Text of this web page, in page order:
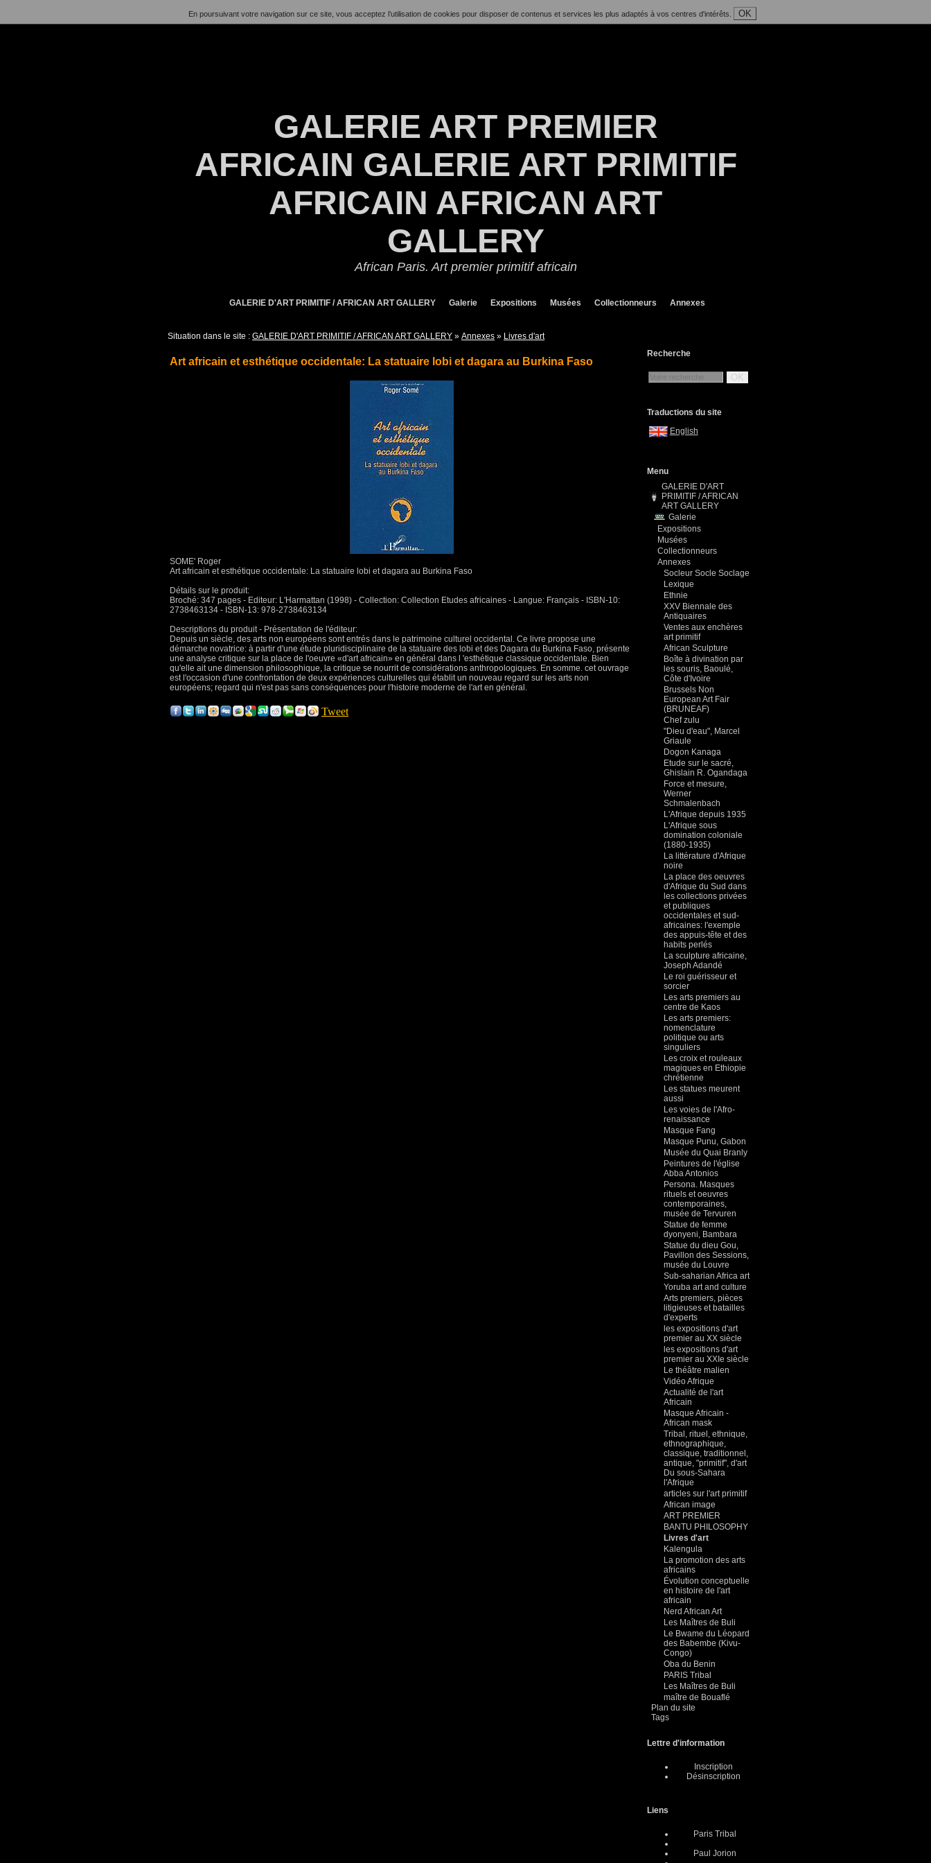
En poursuivant votre navigation sur ce site, vous acceptez l’utilisation de cookies pour disposer de contenus et services les plus adaptés à vos centres d'intérêts. OK
GALERIE ART PREMIER
AFRICAIN GALERIE ART PRIMITIF
AFRICAIN AFRICAN ART
GALLERY
African Paris. Art premier primitif africain
GALERIE D'ART PRIMITIF / AFRICAN ART GALLERY Galerie Expositions Musées Collectionneurs Annexes
Situation dans le site : GALERIE D'ART PRIMITIF / AFRICAN ART GALLERY » Annexes » Livres d'art
Art africain et esthétique occidentale: La statuaire lobi et dagara au Burkina Faso
SOME' Roger
Art africain et esthétique occidentale: La statuaire lobi et dagara au Burkina Faso
Détails sur le produit:
Broché: 347 pages - Editeur: L'Harmattan (1998) - Collection: Collection Etudes africaines - Langue: Français - ISBN-10:
2738463134 - ISBN-13: 978-2738463134
Descriptions du produit - Présentation de l'éditeur:
Depuis un siècle, des arts non européens sont entrés dans le patrimoine culturel occidental. Ce livre propose une
démarche novatrice: à partir d'une étude pluridisciplinaire de la statuaire des lobi et des Dagara du Burkina Faso, présente
une analyse critique sur la place de l'oeuvre «d'art africain» en général dans l 'esthétique classique occidentale. Bien
qu'elle ait une dimension philosophique, la critique se nourrit de considérations anthropologiques. En somme. cet ouvrage
est l'occasion d'une confrontation de deux expériences culturelles qui établit un nouveau regard sur les arts non
européens; regard qui n'est pas sans conséquences pour l'histoire moderne de l'art en général.
Tweet
Recherche
OK
Traductions du site
English
Menu
GALERIE D'ART
PRIMITIF / AFRICAN
ART GALLERY
Galerie
Expositions
Musées
Collectionneurs
Annexes
Socleur Socle Soclage
Lexique
Ethnie
XXV Biennale des
Antiquaires
Ventes aux enchères
art primitif
African Sculpture
Boîte à divination par
les souris, Baoulé,
Côte d'Ivoire
Brussels Non
European Art Fair
(BRUNEAF)
Chef zulu
"Dieu d'eau", Marcel
Griaule
Dogon Kanaga
Etude sur le sacré,
Ghislain R. Ogandaga
Force et mesure,
Werner
Schmalenbach
L'Afrique depuis 1935
L'Afrique sous
domination coloniale
(1880-1935)
La littérature d'Afrique
noire
La place des oeuvres
d'Afrique du Sud dans
les collections privées
et publiques
occidentales et sud-
africaines: l'exemple
des appuis-tête et des
habits perlés
La sculpture africaine,
Joseph Adandé
Le roi guérisseur et
sorcier
Les arts premiers au
centre de Kaos
Les arts premiers:
nomenclature
politique ou arts
singuliers
Les croix et rouleaux
magiques en Ethiopie
chrétienne
Les statues meurent
aussi
Les voies de l'Afro-
renaissance
Masque Fang
Masque Punu, Gabon
Musée du Quai Branly
Peintures de l'église
Abba Antonios
Persona. Masques
rituels et oeuvres
contemporaines,
musée de Tervuren
Statue de femme
dyonyeni, Bambara
Statue du dieu Gou,
Pavillon des Sessions,
musée du Louvre
Sub-saharian Africa art
Yoruba art and culture
Arts premiers, pièces
litigieuses et batailles
d'experts
les expositions d'art
premier au XX siècle
les expositions d'art
premier au XXIe siècle
Le théâtre malien
Vidéo Afrique
Actualité de l'art
Africain
Masque Africain -
African mask
Tribal, rituel, ethnique,
ethnographique,
classique, traditionnel,
antique, "primitif", d'art
Du sous-Sahara
l'Afrique
articles sur l'art primitif
African image
ART PREMIER
BANTU PHILOSOPHY
Livres d'art
Kalengula
La promotion des arts
africains
Évolution conceptuelle
en histoire de l'art
africain
Nerd African Art
Les Maîtres de Buli
Le Bwame du Léopard
des Babembe (Kivu-
Congo)
Oba du Benin
PARIS Tribal
Les Maîtres de Buli
maître de Bouaflé
Plan du site
Tags
Lettre d'information
Inscription
Désinscription
Liens
Paris Tribal
Paul Jorion